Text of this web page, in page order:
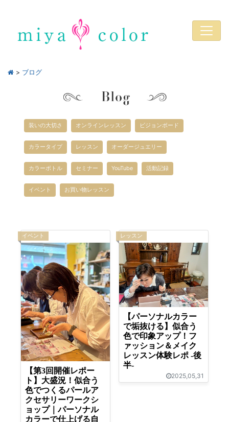
> ブログ
装いの大切さ オンラインレッスン ビジョンボード
カラータイプ レッスン オーダージュエリー
カラーボトル セミナー YouTube 活動記録
イベント お買い物レッスン
イベント
【第3回開催レポー
ト】大盛況！似合う
色でつくるパールア
クセサリーワークシ
ョップ｜パーソナル
カラーで仕上げる自
レッスン
【パーソナルカラー
で垢抜ける】似合う
色で印象アップ！フ
ァッション＆メイク
レッスン体験レポ -後
半-
2025,05,31